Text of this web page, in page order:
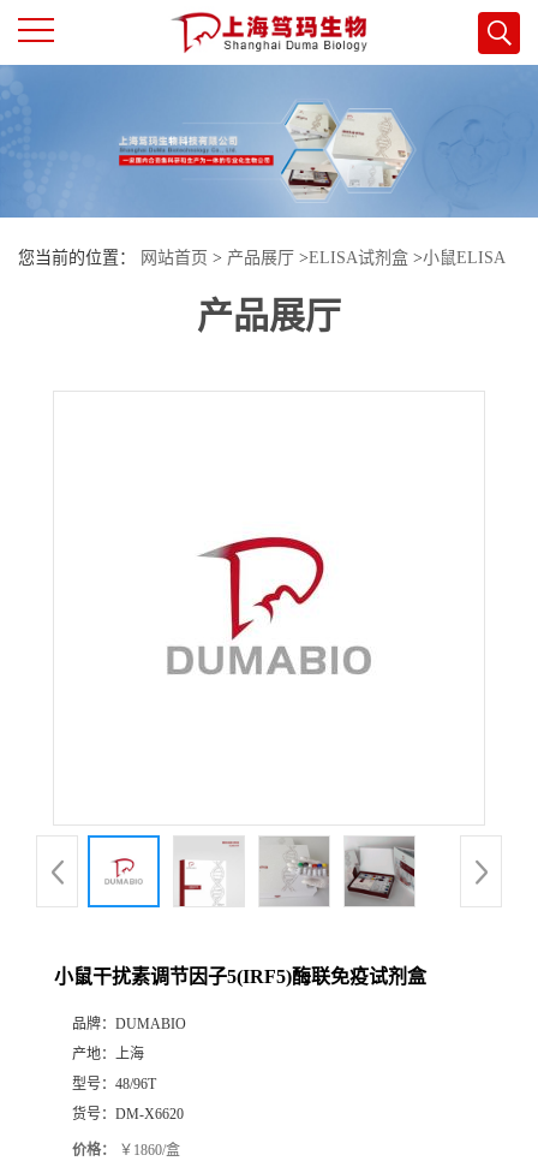
页
司
品
您当前的位置： 网站首页 > 产品展厅 >ELISA试剂盒 >小鼠ELISA
小鼠干扰素调节因子5(IRF5)酶联免疫试剂盒
产品展厅
小鼠干扰素调节因子5(IRF5)酶联免疫试剂盒
品牌： DUMABIO
产地： 上海
型号： 48/96T
货号： DM-X6620
价格： ￥1860/盒